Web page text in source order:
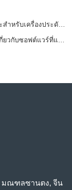
ผู้ผลิตกระดานเคลือบสี: กระดานเคลือบสีเกล็ดหิมะสำหรับเครื่องประดับรีดออกจากสายการผลิตอย่างถูกต้อง
, มณฑลซานตง, จีน